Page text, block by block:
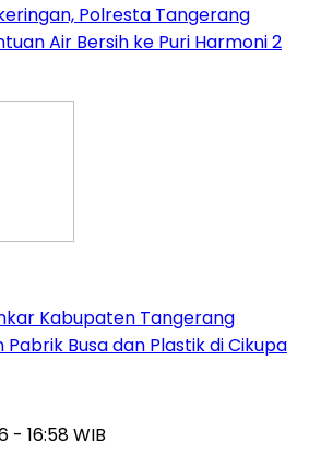
Polresta Tangerang
Air Bersih ke Puri Harmoni 2
Kabupaten Tangerang
Busa dan Plastik di Cikupa
- 16:58 WIB